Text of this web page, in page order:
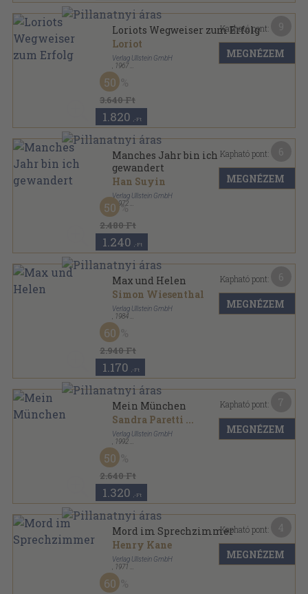
Loriots Wegweiser zum Erfolg
Loriot
Verlag Ullstein GmbH
1967
Ragasztott papírkötés
Ullstein Buch sorozat
3.640 Ft
50
1.820 ,-Ft
Kapható pont:
MEGNÉZEM
Manches Jahr bin ich
gewandert
Han Suyin
Verlag Ullstein GmbH
, 1972
Ragasztott papírkötés
Ullstein Buch sorozat
2.480 Ft
50
1.240 ,-Ft
Kapható pont:
MEGNÉZEM
Max und Helen
Simon Wiesenthal
Verlag Ullstein GmbH
1984
Ragasztott papírkötés
Ullstein Buch sorozat
2.940 Ft
60
1.170 ,-Ft
Kapható pont:
MEGNÉZEM
Mein München
Sandra Paretti ...
Verlag Ullstein GmbH
1992
Ragasztott papírkötés
Ullstein Buch sorozat
2.640 Ft
50
1.320 ,-Ft
Kapható pont:
MEGNÉZEM
Mord im Sprechzimmer
Henry Kane
Verlag Ullstein GmbH
1971
Ragasztott papírkötés
Ullstein Buch sorozat
60
Kapható pont:
MEGNÉZEM